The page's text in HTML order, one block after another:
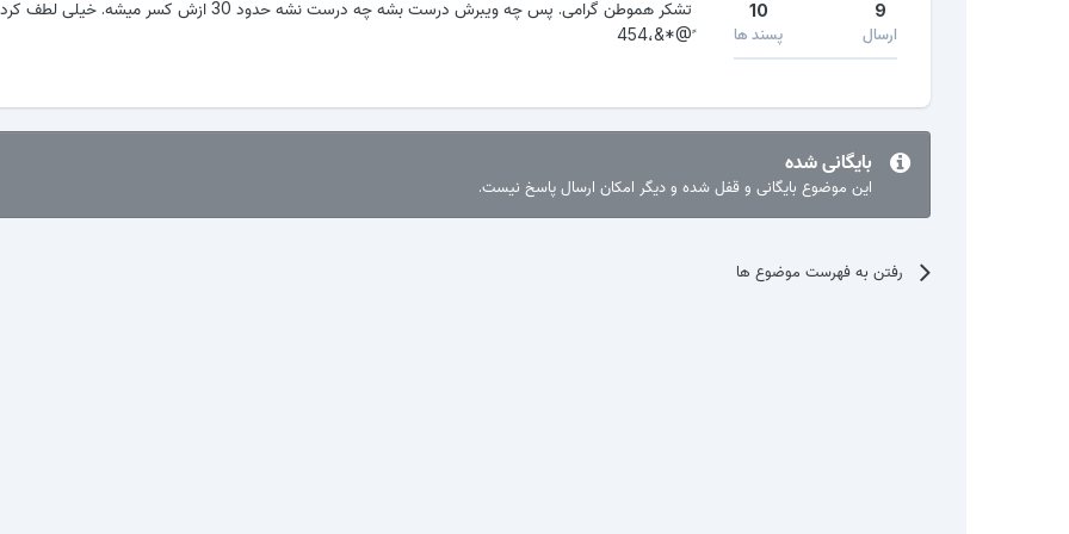
9
ارسال
10
پسند ها
تشکر هموطن گرامی. پس چه ویبرش درست بشه چه درست نشه حدود 30 ازش کسر میشه. خیلی
ً@*&،454
بایگانی شده
این موضوع بایگانی و قفل شده و دیگر امکان ارسال پاسخ نیست.
رفتن به فهرست موضوع ها